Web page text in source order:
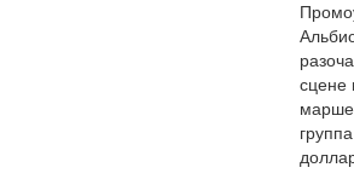
сцене